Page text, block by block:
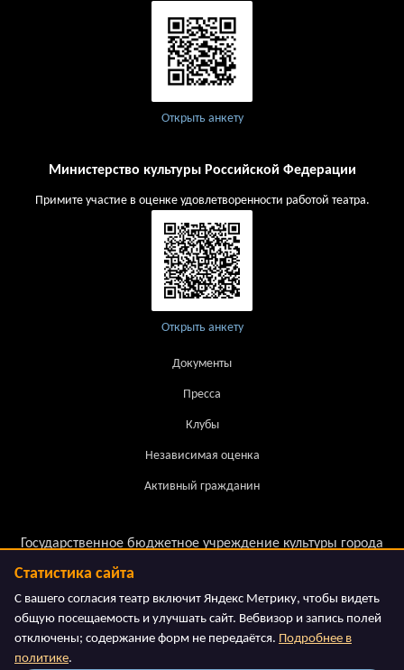
Открыть анкету
Министерство культуры Российской Федерации
Примите участие в оценке удовлетворенности работой театра.
Открыть анкету
Документы
Пресса
Клубы
Независимая оценка
Активный гражданин
Государственное бюджетное учреждение культуры города
Статистика сайта
С вашего согласия театр включит Яндекс Метрику, чтобы видеть
общую посещаемость и улучшать сайт. Вебвизор и запись полей
отключены; содержание форм не передаётся. Подробнее в
политике.